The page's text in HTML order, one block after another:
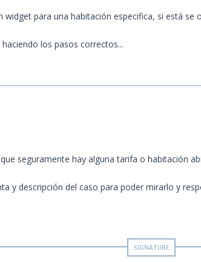
para una habitación especifica, si está
los pasos correctos...
seguramente hay alguna tarifa o habitación
y descripción del caso para poder mirarlo y